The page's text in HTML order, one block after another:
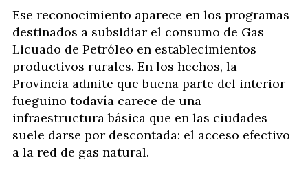
Ese reconocimiento aparece en los programas
destinados a subsidiar el consumo de Gas
Licuado de Petróleo en establecimientos
productivos rurales. En los hechos, la
Provincia admite que buena parte del interior
fueguino todavía carece de una
infraestructura básica que en las ciudades
suele darse por descontada: el acceso efectivo
a la red de gas natural.